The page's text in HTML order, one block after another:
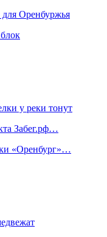
Оренбуржья
у реки тонут
Забег.рф…
«Оренбург»…